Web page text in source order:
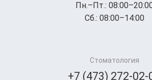
Пн.–Пт.:
Сб.: 08:00–14:00
Стоматология
+7 (473) 272-02-